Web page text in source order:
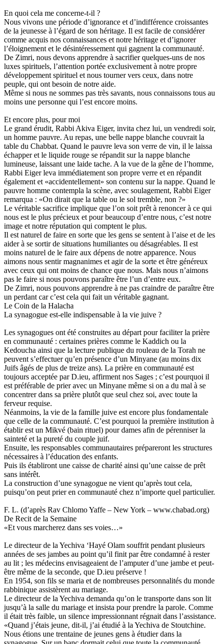
En quoi cela me concerne-t-il ?
Nous vivons une période d’ignorance et d’indifférence croissantes
de la jeunesse à l’égard de son héritage. Il est facile de considérer
comme acquis nos connaissances et notre héritage et d’ignorer
l’éloignement et le désintéressement qui gagnent la communauté.
De Zimri, nous devons apprendre à sacrifier quelques-uns de nos
luxes spirituels, l’attention portée exclusivement à notre propre
développement spirituel et nous tourner vers ceux, dans notre
peuple, qui ont besoin de notre aide.
Même si nous ne sommes pas très savants, nous connaissons tous au
moins une personne qui l’est encore moins.
Et encore plus, pour moi
Le grand érudit, Rabbi Akiva Eiger, invita chez lui, un vendredi soir,
un homme pauvre. Au repas, une belle nappe blanche couvrait la
table du Chabbat. Quand le pauvre leva son verre de vin, il le laissa
échapper et le liquide rouge se répandit sur la nappe blanche
lumineuse, laissant une laide tache. A la vue de la gêne de l’homme,
Rabbi Eiger leva immédiatement son propre verre et en répandit
également et «accidentellement» son contenu sur la nappe. Quand le
pauvre homme contempla la scène, avec soulagement, Rabbi Eiger
remarqua : «On dirait que la table ou le sol tremble, non ?»
Le véritable sacrifice implique que l’on soit prêt à renoncer à ce qui
nous est le plus précieux et pour beaucoup d’entre nous, c’est notre
image et notre réputation qui comptent le plus.
Il est naturel de faire en sorte que les gens se sentent à l’aise et de les
aider à se sortir de situations humiliantes ou désagréables. Il est
moins naturel de le faire aux dépens de notre apparence. Nous
aimons nous sentir magnanimes et agir de la sorte et être généreux
avec ceux qui ont moins de chance que nous. Mais nous n’aimons
pas le faire si nous pouvons paraître être l’un d’entre eux.
De Zimri, nous pouvons apprendre à ne pas craindre de paraître être
un perdant car c’est cela qui fait un véritable gagnant.
Le Coin de la Halacha
La synagogue est-elle indispensable à la vie juive ?
Les synagogues ont été construites au départ pour faciliter la prière
en communauté : certaines prières comme le Kaddich ou la
Kedoucha ainsi que la lecture publique du rouleau de la Torah ne
peuvent s’effectuer qu’en présence d’un Minyane (au moins dix
Juifs âgés de plus de treize ans). La prière en communauté est
toujours acceptée par D.ieu, affirment nos Sages ; c’est pourquoi il
est préférable de prier avec un Minyane même si on a du mal à se
concentrer dans sa prière plutôt que seul chez soi, avec toute la
ferveur requise.
Néanmoins, la vie de la famille juive est encore plus fondamentale
que celle de la communauté. C’est pourquoi la première institution à
établir est un Mikvé (bain rituel) pour dames afin de pérenniser la
sainteté et la pureté du couple juif.
Ensuite, les responsables communautaires prépareront les structures
nécessaires à l’éducation des enfants.
Puis ils établiront une caisse de charité ainsi qu’une caisse de prêt
sans intérêt.
La construction d’une synagogue ne vient qu’après tout cela,
puisqu’on peut prier en communauté chez n’importe quel particulier.
F. L. (d’après Rav Chlomo Yaffe – New York – www.chabad.org)
De Recit de la Semaine
«Et vous marcherez dans ses voies…»
Le directeur de la Yechiva ‘Hayé Olam souffrit pendant plusieurs
années de ses jambes au point qu’il finit par être condamné à rester
au lit ; les médecins envisageaient de l’amputer d’une jambe et peut-
être même de la seconde, que D.ieu préserve !
En 1954, son fils se maria et de nombreuses personnalités du monde
rabbinique assistèrent au mariage.
Le directeur de la Yechiva demanda qu’on le transporte dans son lit
jusqu’à la salle du mariage et insista pour prendre la parole. Comme
il était très faible, un silence impressionnant régnait dans l’assistance.
«Quand j’étais jeune, dit-il, j’ai étudié à la Yechiva de Stoutchine.
Nous étions une trentaine de jeunes gens à étudier dans la